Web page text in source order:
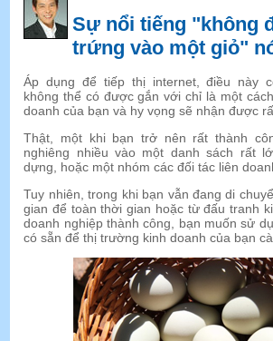
Sự nổi tiếng "không
trứng vào một giỏ"
Áp dụng để tiếp thị internet, điều này
không thể có được gắn với chỉ là một
doanh của bạn và hy vọng sẽ nhận được
Thật, một khi bạn trở nên rất thành
nghiêng nhiều vào một danh sách rất
dựng, hoặc một nhóm các đối tác liên
Tuy nhiên, trong khi bạn vẫn đang di
gian để toàn thời gian hoặc từ đấu tranh
doanh nghiệp thành công, bạn muốn sử
có sẵn để thị trường kinh doanh của bạn